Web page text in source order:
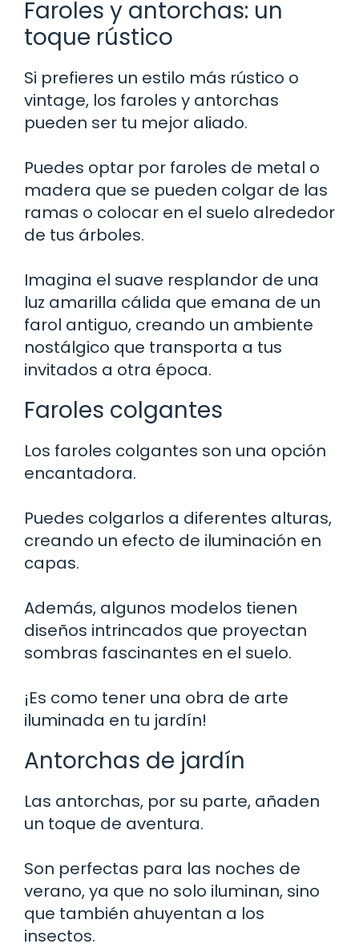
Faroles y antorchas: un
toque rústico
Si prefieres un estilo más rústico o
vintage, los faroles y antorchas
pueden ser tu mejor aliado.
Puedes optar por faroles de metal o
madera que se pueden colgar de las
ramas o colocar en el suelo alrededor
de tus árboles.
Imagina el suave resplandor de una
luz amarilla cálida que emana de un
farol antiguo, creando un ambiente
nostálgico que transporta a tus
invitados a otra época.
Faroles colgantes
Los faroles colgantes son una opción
encantadora.
Puedes colgarlos a diferentes alturas,
creando un efecto de iluminación en
capas.
Además, algunos modelos tienen
diseños intrincados que proyectan
sombras fascinantes en el suelo.
¡Es como tener una obra de arte
iluminada en tu jardín!
Antorchas de jardín
Las antorchas, por su parte, añaden
un toque de aventura.
Son perfectas para las noches de
verano, ya que no solo iluminan, sino
que también ahuyentan a los
insectos.